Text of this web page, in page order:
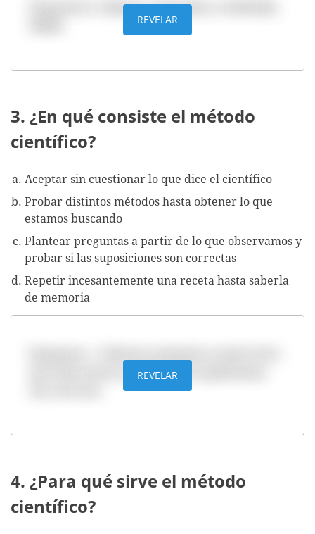
Respuesta b. Objetivo, sistemático, verificable,
REVELAR
3. ¿En qué consiste el método
científico?
Aceptar sin cuestionar lo que dice el científico
Probar distintos métodos hasta obtener lo que
estamos buscando
Plantear preguntas a partir de lo que observamos y
probar si las suposiciones son correctas
Repetir incesantemente una receta hasta saberla
de memoria
que observamos y probar si las suposiciones
REVELAR
4. ¿Para qué sirve el método
científico?